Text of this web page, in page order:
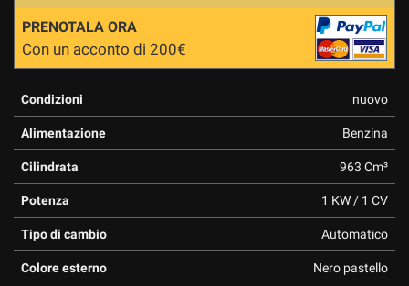
PRENOTALA ORA
Con un acconto di 200€
Condizioni nuovo
Alimentazione Benzina
Cilindrata 963 Cm³
Potenza 1 KW / 1 CV
Tipo di cambio Automatico
Colore esterno Nero pastello